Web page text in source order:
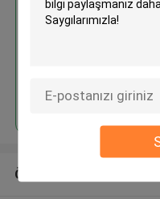
Devam et
Önerilen Ürünler